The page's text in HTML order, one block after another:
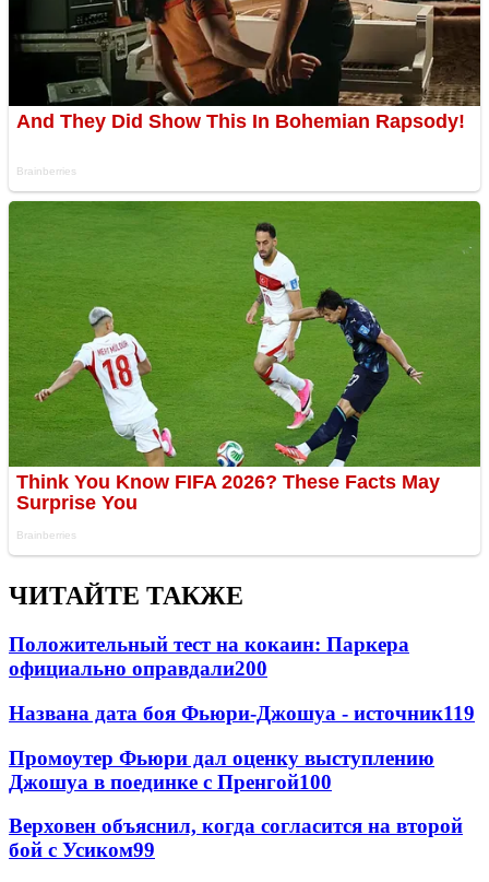
ЧИТАЙТЕ ТАКЖЕ
Положительный тест на кокаин: Паркера
официально оправдали200
Названа дата боя Фьюри-Джошуа - источник119
Промоутер Фьюри дал оценку выступлению
Джошуа в поединке с Пренгой100
Верховен объяснил, когда согласится на второй
бой с Усиком99